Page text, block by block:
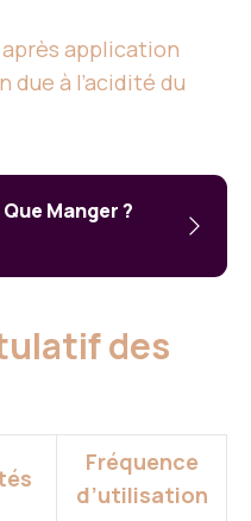
application
à l’acidité du
Manger ?
des
Fréquence
d’utilisation